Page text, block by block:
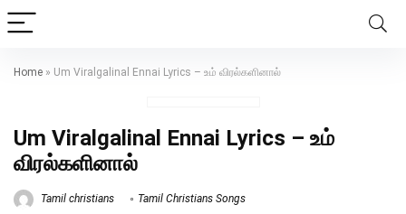
Home » Um Viralgalinal Ennai Lyrics – உம் விரல்களினால்
Um Viralgalinal Ennai Lyrics – உம்
விரல்களினால்
Tamil christians Tamil Christians Songs